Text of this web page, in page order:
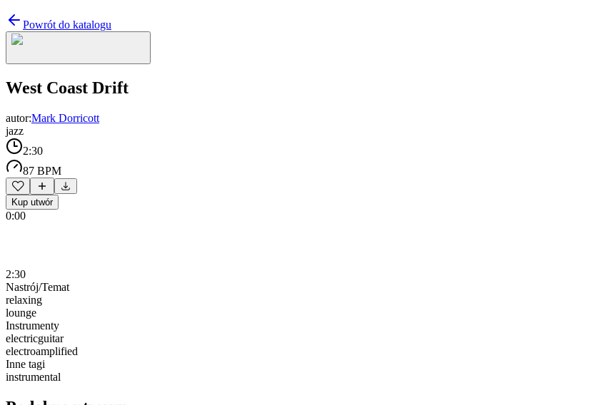
Powrót do katalogu
West Coast Drift
autor:Mark Dorricott
jazz
2:30
87 BPM
Kup utwór
0:00
2:30
Nastrój/Temat
relaxing
lounge
Instrumenty
electricguitar
electroamplified
Inne tagi
instrumental